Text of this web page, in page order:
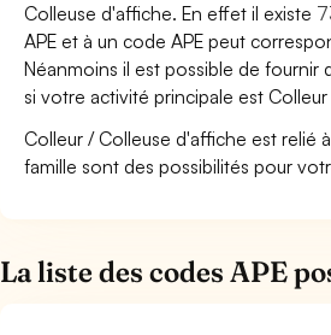
Colleuse d'affiche. En effet il existe
APE et à un code APE peut
Néanmoins il est possible de fournir
si votre activité principale est
Colleur / Colleuse d'affiche est relié
famille sont des possibilités pour
La liste des codes APE